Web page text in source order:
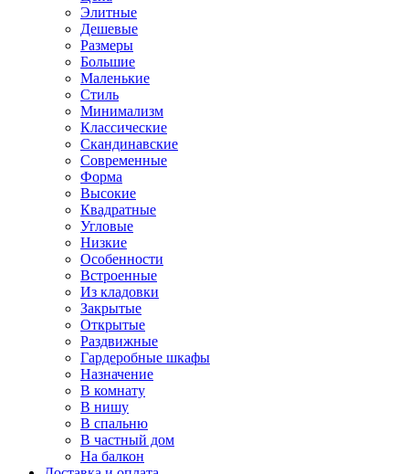
Элитные
Дешевые
Размеры
Большие
Маленькие
Стиль
Минимализм
Классические
Скандинавские
Современные
Форма
Высокие
Квадратные
Угловые
Низкие
Особенности
Встроенные
Из кладовки
Закрытые
Открытые
Раздвижные
Гардеробные шкафы
Назначение
В комнату
В нишу
В спальню
В частный дом
На балкон